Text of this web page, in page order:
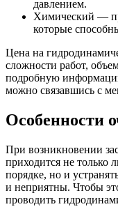
давлением.
Химический —
которые
Цена на
сложности работ,
подробную
можно связавшись с
Особенности
При возникновении
приходится не только
порядке, но и
и неприятны. Чтобы
проводить